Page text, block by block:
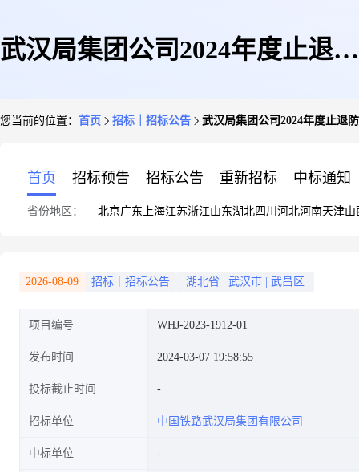
武汉局集团公司2024年度止退防
您当前的位置： 首页 招标｜招标公告 武汉局集团公司2024年度止退
首页 招标预告 招标公告 重新招标 中标通知
省份地区： 北京广东 上海江苏浙江山东湖北四川 河北河南天津山
2026-08-09 招标｜招标公告 湖北省 武汉市 武昌区
项目编号 WHJ-2023-1912-01
发布时间 2024-03-07 19:58:55
投标截止时间
招标单位 中国铁路武汉局集团有限公司
中标单位